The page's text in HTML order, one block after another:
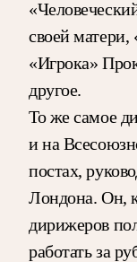
своей
«Игрока»
другое.
То же самое
и на
постах,
Лондона. Он,
дирижеров
работать за